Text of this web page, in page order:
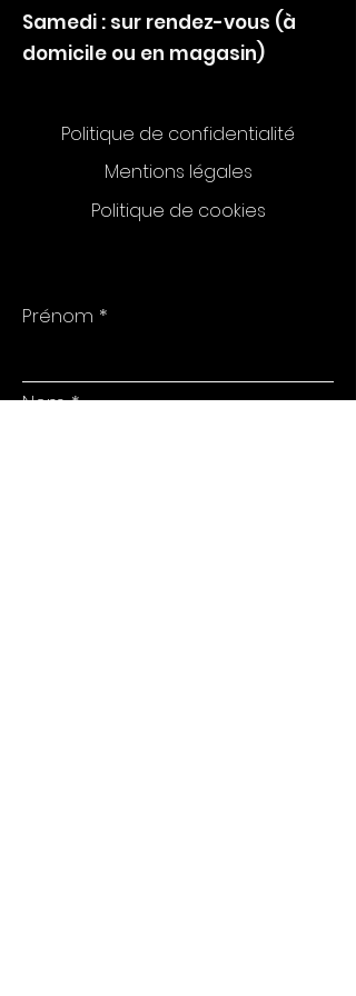
Samedi : sur rendez-vous (à
domicile ou en magasin)
Politique de confidentialité
Mentions légales
Politique de cookies
Prénom
Nom